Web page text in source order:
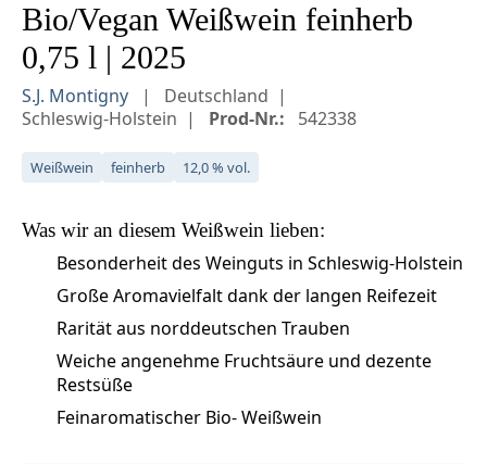
Bio/Vegan Weißwein feinherb
0,75 l | 2025
S.J. Montigny
Deutschland
Schleswig-Holstein
Prod-Nr.: 542338
Weißwein feinherb 12,0 % vol.
Was wir an diesem Weißwein lieben:
Besonderheit des Weinguts in Schleswig-Holstein
Große Aromavielfalt dank der langen Reifezeit
Rarität aus norddeutschen Trauben
Weiche angenehme Fruchtsäure und dezente
Restsüße
Feinaromatischer Bio- Weißwein